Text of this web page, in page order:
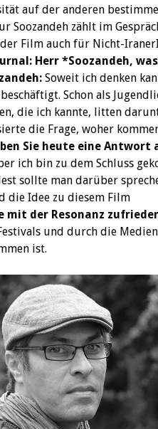
auf der anderen
Soozandeh zählt im
Film auch für Nicht-
Herr *Soozandeh,
Soweit ich denken
Schon als
die ich kannte, litten
die Frage, woher
Sie heute eine Antwort
ich bin zu dem Schluss
sollte man darüber
die Idee zu diesem Film
mit der Resonanz
und durch die
ist.